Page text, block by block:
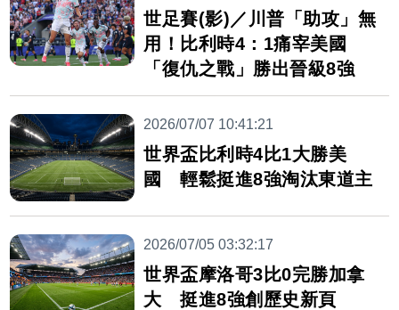
世足賽(影)／川普「助攻」無
用！比利時4：1痛宰美國
「復仇之戰」勝出晉級8強
2026/07/07 10:41:21
世界盃比利時4比1大勝美
國 輕鬆挺進8強淘汰東道主
2026/07/05 03:32:17
世界盃摩洛哥3比0完勝加拿
大 挺進8強創歷史新頁